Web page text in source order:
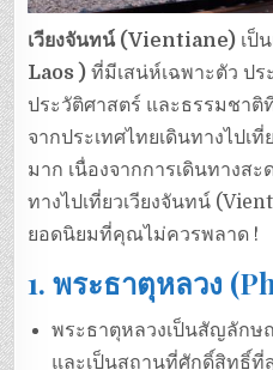
เวียงจันทน์ (Vientiane) เป็
Laos ) ที่มีเสน่ห์เฉพาะตัว ป
ประวัติศาสตร์ และธรรมชาติ
จากประเทศไทยเดินทางไปเ
มาก เนื่องจากการเดินทางส
ทางไปเที่ยวเวียงจันทน์
ยอดนิยมที่คุณไม่ควรพลาด !
1.พระธาตุหลวง
พระธาตุหลวงเป็นสัญลักษ
และเป็นสถานที่ศักดิ์สิทธิ์ที่